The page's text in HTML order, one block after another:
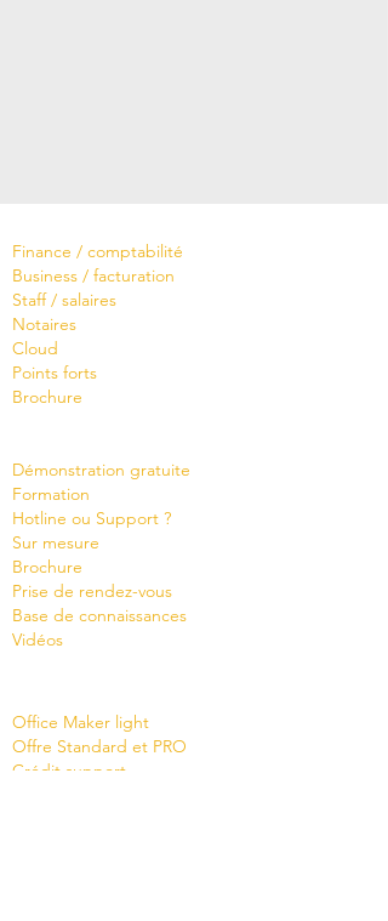
Finance / comptabilité
Business / facturation
Staff / salaires
Notaires
Cloud
Points forts
Brochure
Démonstration gratuite
Formation
Hotline ou Support ?
Sur mesure
Brochure
Prise de rendez-vous
Base de connaissances
Vidéos
Office Maker light
Offre Standard et PRO
Crédit support